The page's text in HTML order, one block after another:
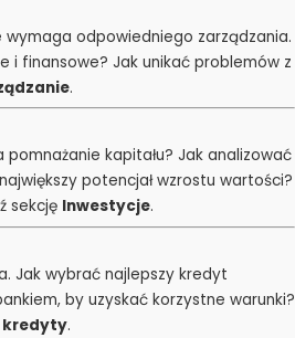
wymaga odpowiedniego zarządzania.
i finansowe? Jak unikać problemów z
.
kapitału? Jak analizować
potencjał wzrostu wartości?
sekcję Inwestycje.
Jak wybrać najlepszy kredyt
by uzyskać korzystne warunki?
kredyty.